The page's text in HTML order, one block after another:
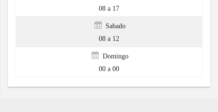
08 a 17
Sabado
08 a 12
Domingo
00 a 00